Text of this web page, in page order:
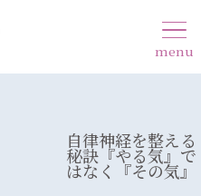
menu
自律神経を整える
秘訣『やる気』で
はなく『その気』